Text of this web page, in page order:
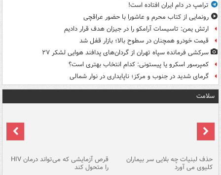
ترامپ در دام ایران افتاده است!
رونمایی از کتاب محرم و عاشورا با حضور عراقچی
ارتش یمن: تاسیسات آرامکو را در جیزان هدف قرار دادیم
قیمت خودرو همچنان در سطوح بالا؛ بازار قفل شد
سرکشی فرمانده سپاه تهران از گردان‌های پدافند هوایی لشکر ۲۷
کمپرسور اسکرو یا پیستونی: کدام انتخاب بهتری است؟
گرمای شدید در جنوب و مرکز؛ ناپایداری در نوار شمالی
سلامت
حذف لبنیات چه بلایی سر بیماران
کلیوی می آورد
قرص آزمایشی که می‌تواند درمان HIV
را متحول کند